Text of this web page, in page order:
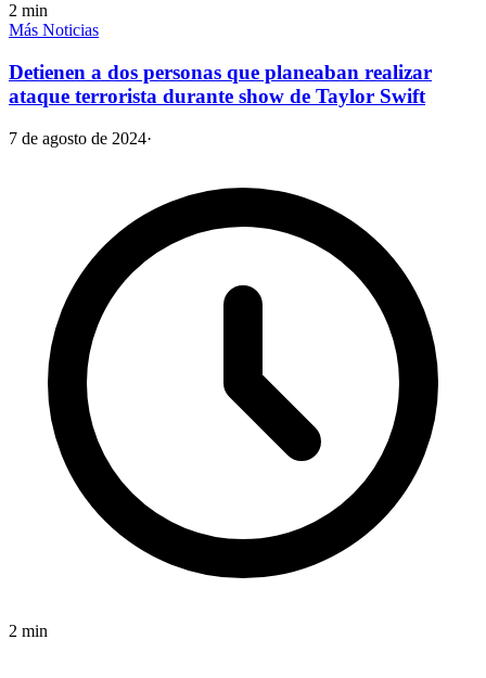
2 min
Más Noticias
Detienen a dos personas que planeaban realizar
ataque terrorista durante show de Taylor Swift
7 de agosto de 2024·
2 min